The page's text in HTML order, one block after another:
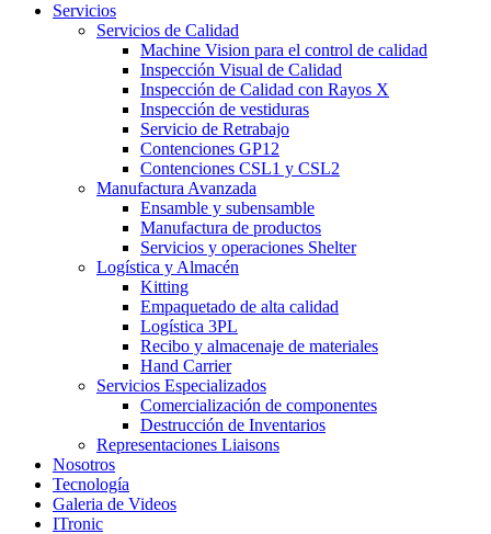
Servicios
Servicios de Calidad
Machine Vision para el control de calidad
Inspección Visual de Calidad
Inspección de Calidad con Rayos X
Inspección de vestiduras
Servicio de Retrabajo
Contenciones GP12
Contenciones CSL1 y CSL2
Manufactura Avanzada
Ensamble y subensamble
Manufactura de productos
Servicios y operaciones Shelter
Logística y Almacén
Kitting
Empaquetado de alta calidad
Logística 3PL
Recibo y almacenaje de materiales
Hand Carrier
Servicios Especializados
Comercialización de componentes
Destrucción de Inventarios
Representaciones Liaisons
Nosotros
Tecnología
Galeria de Videos
ITronic